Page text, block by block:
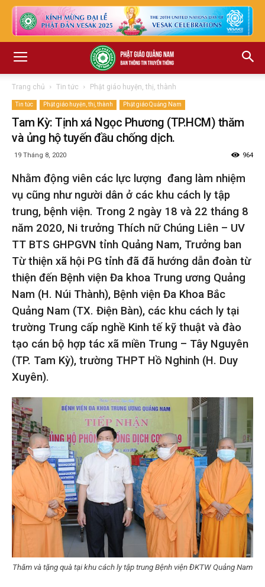
Trang chủ Tin tức Phật giáo huyện, thị, thành
Tin tức Phật giáo huyện, thị, thành Phật giáo Quảng Nam
Tam Kỳ: Tịnh xá Ngọc Phương (TP.HCM) thăm
và ủng hộ tuyến đầu chống dịch.
19 Tháng 8, 2020 964
Nhằm động viên các lực lượng đang làm nhiệm
vụ cũng như người dân ở các khu cách ly tập
trung, bệnh viện. Trong 2 ngày 18 và 22 tháng 8
năm 2020, Ni trưởng Thích nữ Chúng Liên – UV
TT BTS GHPGVN tỉnh Quảng Nam, Trưởng ban
Từ thiện xã hội PG tỉnh đã đã hướng dẫn đoàn từ
thiện đến Bệnh viện Đa khoa Trung ương Quảng
Nam (H. Núi Thành), Bệnh viện Đa Khoa Bắc
Quảng Nam (TX. Điện Bàn), các khu cách ly tại
trường Trung cấp nghề Kinh tế kỹ thuật và đào
tạo cán bộ hợp tác xã miền Trung – Tây Nguyên
(TP. Tam Kỳ), trường THPT Hồ Nghinh (H. Duy
Xuyên).
Thăm và tặng quà tại khu cách ly tập trung Bệnh viện ĐKTW Quảng Nam